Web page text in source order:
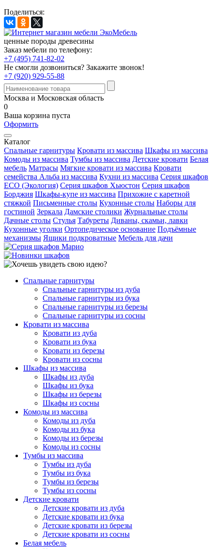
Поделиться:
ценные породы древесины
Заказ мебели по телефону:
+7 (495) 741-82-02
Не смогли дозвониться? Закажите звонок!
+7 (920) 929-55-88
Москва и Московская область
0
Ваша корзина пуста
Оформить
Каталог
Спальные гарнитуры Кровати из массива Шкафы из массива
Комоды из массива Тумбы из массива Детские кровати Белая
мебель Матрасы Мягкие кровати из массива Кровати
семейства Альба из массива Кухни из массива Серия шкафов
ECO (Экология) Серия шкафов Хьюстон Серия шкафов
Борджия Шкафы-купе из массива Прихожие с каретной
стяжкой Письменные столы Кухонные столы Наборы для
гостиной Зеркала Дамские столики Журнальные столы
Дачные столы Стулья Табуреты Диваны, скамьи, лавки
Кухонные уголки Ортопедическое основание Подъёмные
механизмы Ящики подкроватные Мебель для дачи
Спальные гарнитуры
Спальные гарнитуры из дуба
Спальные гарнитуры из бука
Спальные гарнитуры из березы
Спальные гарнитуры из сосны
Кровати из массива
Кровати из дуба
Кровати из бука
Кровати из березы
Кровати из сосны
Шкафы из массива
Шкафы из дуба
Шкафы из бука
Шкафы из березы
Шкафы из сосны
Комоды из массива
Комоды из дуба
Комоды из бука
Комоды из березы
Комоды из сосны
Тумбы из массива
Тумбы из дуба
Тумбы из бука
Тумбы из березы
Тумбы из сосны
Детские кровати
Детские кровати из дуба
Детские кровати из бука
Детские кровати из березы
Детские кровати из сосны
Белая мебель